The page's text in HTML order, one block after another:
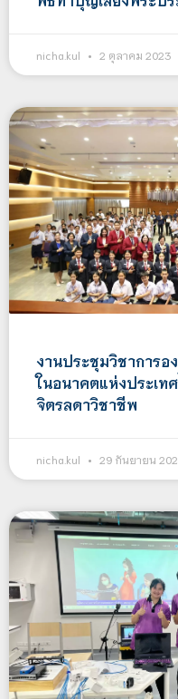
nicha.kul 2 ตุลาคม 2023
งานประชุมวิชาการอ
ในอนาคตแห่งประเทศ
จิตรลดาวิชาชีพ
nicha.kul 29 กันยายน